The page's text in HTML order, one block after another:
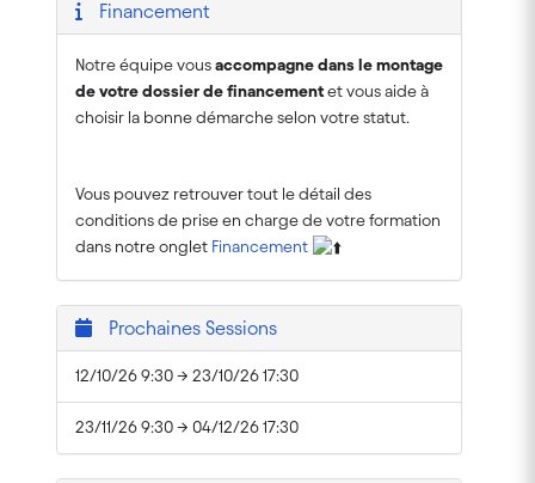
Financement
Notre équipe vous accompagne dans le montage
de votre dossier de financement et vous aide à
choisir la bonne démarche selon votre statut.
Vous pouvez retrouver tout le détail des
conditions de prise en charge de votre formation
dans notre onglet Financement
Prochaines Sessions
12/10/26 9:30 → 23/10/26 17:30
23/11/26 9:30 → 04/12/26 17:30